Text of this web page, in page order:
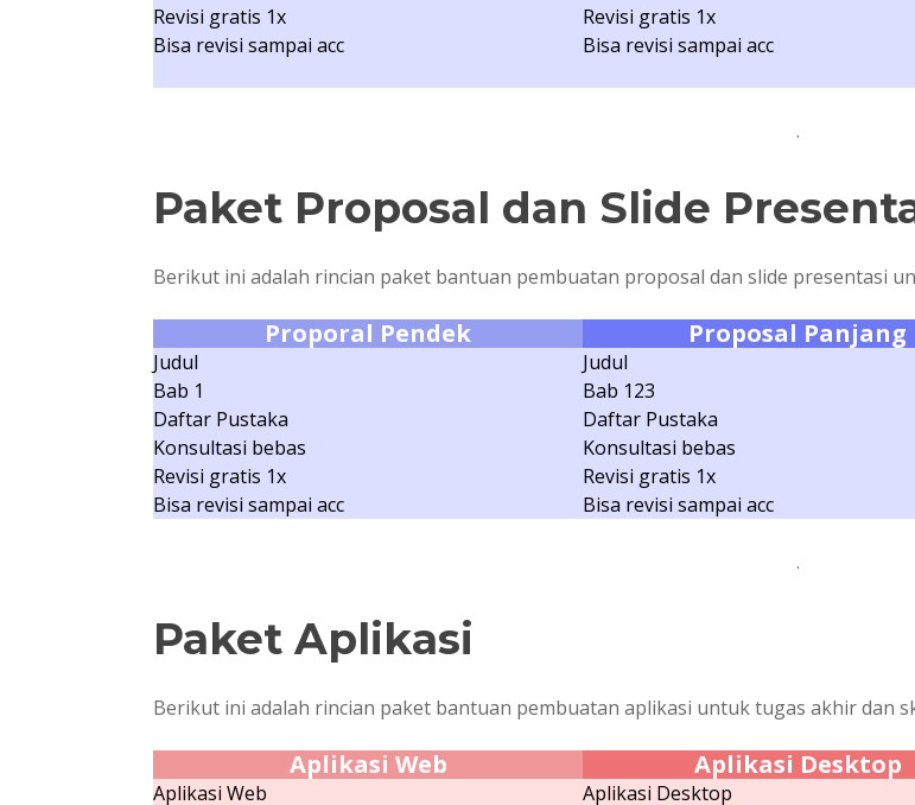
Revisi gratis 1x
Bisa revisi sampai acc
Revisi gratis 1x
Bisa revisi sampai acc
.
Paket Proposal dan Slide
Berikut ini adalah rincian paket bantuan pembuatan proposal dan slide presentasi
Proporal Pendek
Judul
Bab 1
Daftar Pustaka
Konsultasi bebas
Revisi gratis 1x
Bisa revisi sampai acc
Proposal Panjang
Judul
Bab 123
Daftar Pustaka
Konsultasi bebas
Revisi gratis 1x
Bisa revisi sampai acc
.
Paket Aplikasi
Berikut ini adalah rincian paket bantuan pembuatan aplikasi untuk tugas akhir dan
Aplikasi Web
Aplikasi Web
Aplikasi Desktop
Aplikasi Desktop